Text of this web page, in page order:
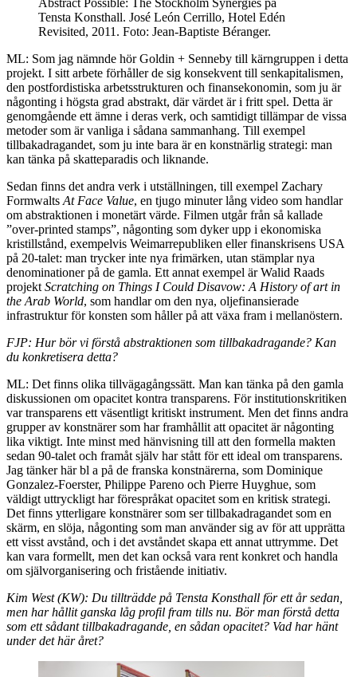
Tensta Konsthall. José León Cerrillo, Hotel Edén
Revisited, 2011. Foto: Jean-Baptiste Béranger.
ML: Som jag nämnde hör Goldin + Senneby till kärngruppen i detta
projekt. I sitt arbete förhåller de sig konsekvent till senkapitalismen,
den postfordistiska arbetsstrukturen och finansekonomin, som ju är
någonting i högsta grad abstrakt, där värdet är i fritt spel. Detta är
genomgående ett ämne i deras verk, och samtidigt tillämpar de vissa
metoder som är vanliga i sådana sammanhang. Till exempel
tillbakadragandet, som ju inte bara är en konstnärlig strategi: man
kan tänka på skatteparadis och liknande.
Sedan finns det andra verk i utställningen, till exempel Zachary
Formwalts At Face Value, en tjugo minuter lång video som handlar
om abstraktionen i monetärt värde. Filmen utgår från så kallade
”over-printed stamps”, någonting som dyker upp i ekonomiska
kristillstånd, exempelvis Weimarrepubliken eller finanskrisens USA
på 20-talet: man trycker inte nya frimärken, utan stämplar nya
denominationer på de gamla. Ett annat exempel är Walid Raads
projekt Scratching on Things I Could Disavow: A History of art in
the Arab World, som handlar om den nya, oljefinansierade
infrastruktur för konsten som håller på att växa fram i mellanöstern.
FJP: Hur bör vi förstå abstraktionen som tillbakadragande? Kan
du konkretisera detta?
ML: Det finns olika tillvägagångssätt. Man kan tänka på den gamla
diskussionen om opacitet kontra transparens. För institutionskritiken
var transparens ett väsentligt kritiskt instrument. Men det finns andra
grupper av konstnärer som har framhållit att opacitet är någonting
lika viktigt. Inte minst med hänvisning till att den formella makten
sedan 90-talet och framåt själv har stått för ett ideal om transparens.
Jag tänker här bl a på de franska konstnärerna, som Dominique
Gonzalez-Foerster, Philippe Pareno och Pierre Huyghue, som
väldigt uttryckligt har förespråkat opacitet som en kritisk strategi.
Det finns ytterligare konstnärer som ser tillbakadragandet som en
skärm, en slöja, någonting som man använder sig av för att upprätta
ett visst avstånd, och i det avståndet skapa ett annat uttrymme. Det
kan vara formellt, men det kan också vara rent konkret och handla
om självorganisering och fristående initiativ.
Kim West (KW): Du tillträdde på Tensta Konsthall för ett år sedan,
men har hållit ganska låg profil fram tills nu. Bör man förstå detta
som ett sådant tillbakadragande, en sådan opacitet? Vad har hänt
under det här året?